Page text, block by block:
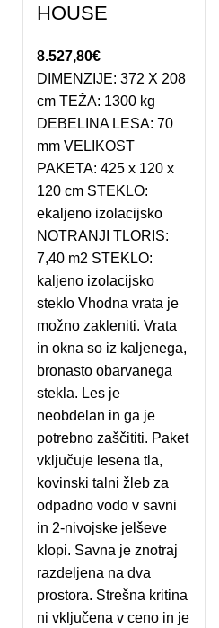
HOUSE
8.527,80€
DIMENZIJE: 372 X 208
cm TEŽA: 1300 kg
DEBELINA LESA: 70
mm VELIKOST
PAKETA: 425 x 120 x
120 cm STEKLO:
ekaljeno izolacijsko
NOTRANJI TLORIS:
7,40 m2 STEKLO:
kaljeno izolacijsko
steklo Vhodna vrata je
možno zakleniti. Vrata
in okna so iz kaljenega,
bronasto obarvanega
stekla. Les je
neobdelan in ga je
potrebno zaščititi. Paket
vključuje lesena tla,
kovinski talni žleb za
odpadno vodo v savni
in 2-nivojske jelševe
klopi. Savna je znotraj
razdeljena na dva
prostora. Strešna kritina
ni vključena v ceno in je